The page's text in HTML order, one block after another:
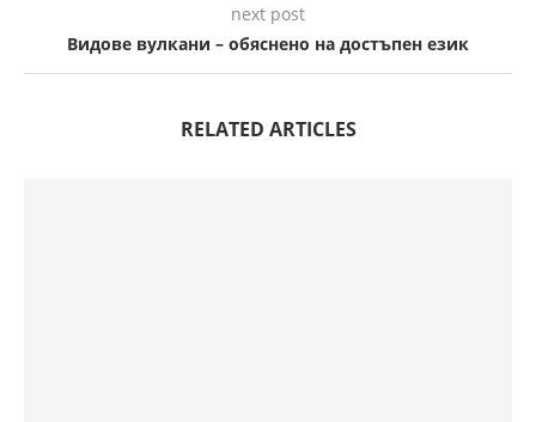
next post
Видове вулкани – обяснено на достъпен език
RELATED ARTICLES